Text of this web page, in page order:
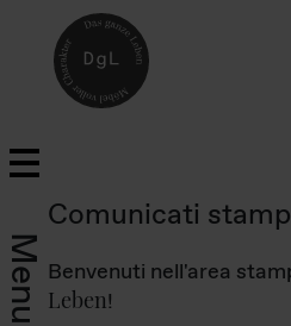
Menu
Comunicati
Benvenuti nell'area
Leben!